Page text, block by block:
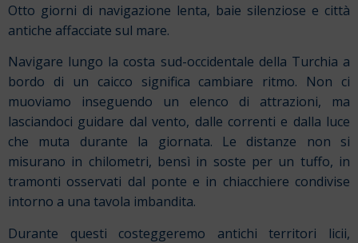
Otto giorni di navigazione lenta, baie silenziose e città
antiche affacciate sul mare.
Navigare lungo la costa sud-occidentale della Turchia a
bordo di un caicco significa cambiare ritmo. Non ci
muoviamo inseguendo un elenco di attrazioni, ma
lasciandoci guidare dal vento, dalle correnti e dalla luce
che muta durante la giornata. Le distanze non si
misurano in chilometri, bensì in soste per un tuffo, in
tramonti osservati dal ponte e in chiacchiere condivise
intorno a una tavola imbandita.
Durante questi costeggeremo antichi territori licii,